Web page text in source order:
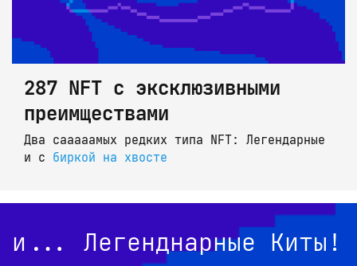
287 NFT с эксклюзивными
преимществами
Два сааааамых редких типа NFT: Легендарные
и с биркой на хвосте
и... Легенднарные Киты!